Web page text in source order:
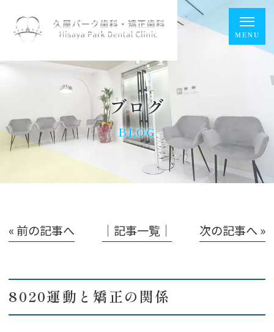
ブログ
BLOG
« 前の記事へ │記事一覧│ 次の記事へ »
8020運動と矯正の関係